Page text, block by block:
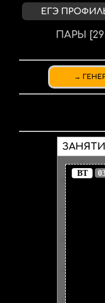
ПАРЫ
ВТ
ЕГЭ